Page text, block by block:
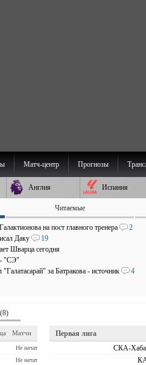
Матч-центр Прогнозы
Англия Испания
Читаемые
на пост главного тренера
2
Даку
19
Шварца сегодня
- "СЭ"
за Батракова - источник
4
Матчи
Не начат
Не начат
Первая лига
СКА-